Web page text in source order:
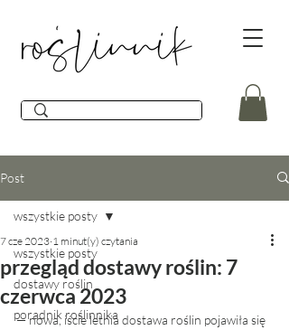
Post
wszystkie posty
dostawy roślin
poradnik roślinnika
wszystkie posty
przegląd dostawy roślin: 7
czerwca 2023
7 cze 2023 1 minut(y) czytania
— nowa, iście letnia dostawa roślin pojawiła się